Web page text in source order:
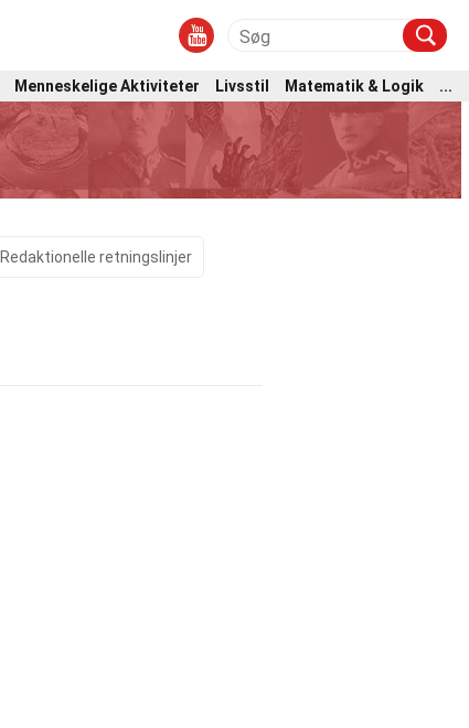
Menneskelige Aktiviteter Livsstil Matematik & Logik
...
Redaktionelle retningslinjer